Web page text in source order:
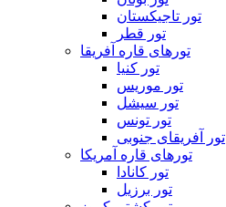
تور تاجیکستان
تور قطر
تورهای قاره آفریقا
تور کنیا
تور موریس
تور سیشل
تور تونس
تور آفریقای جنوبی
تورهای قاره آمریکا
تور کانادا
تور برزیل